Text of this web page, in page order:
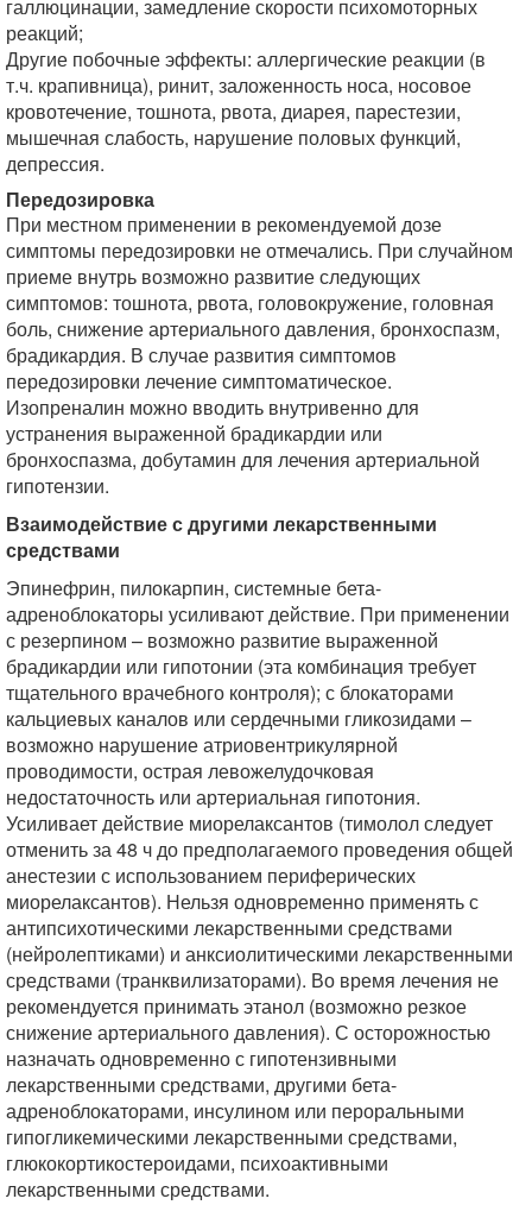
галлюцинации, замедление скорости психомоторных
реакций;
Другие побочные эффекты: аллергические реакции (в
т.ч. крапивница), ринит, заложенность носа, носовое
кровотечение, тошнота, рвота, диарея, парестезии,
мышечная слабость, нарушение половых функций,
депрессия.
Передозировка
При местном применении в рекомендуемой дозе
симптомы передозировки не отмечались. При случайном
приеме внутрь возможно развитие следующих
симптомов: тошнота, рвота, головокружение, головная
боль, снижение артериального давления, бронхоспазм,
брадикардия. В случае развития симптомов
передозировки лечение симптоматическое.
Изопреналин можно вводить внутривенно для
устранения выраженной брадикардии или
бронхоспазма, добутамин для лечения артериальной
гипотензии.
Взаимодействие с другими лекарственными
средствами
Эпинефрин, пилокарпин, системные бета-
адреноблокаторы усиливают действие. При применении
с резерпином – возможно развитие выраженной
брадикардии или гипотонии (эта комбинация требует
тщательного врачебного контроля); с блокаторами
кальциевых каналов или сердечными гликозидами –
возможно нарушение атриовентрикулярной
проводимости, острая левожелудочковая
недостаточность или артериальная гипотония.
Усиливает действие миорелаксантов (тимолол следует
отменить за 48 ч до предполагаемого проведения общей
анестезии с использованием периферических
миорелаксантов). Нельзя одновременно применять с
антипсихотическими лекарственными средствами
(нейролептиками) и анксиолитическими лекарственными
средствами (транквилизаторами). Во время лечения не
рекомендуется принимать этанол (возможно резкое
снижение артериального давления). С осторожностью
назначать одновременно с гипотензивными
лекарственными средствами, другими бета-
адреноблокаторами, инсулином или пероральными
гипогликемическими лекарственными средствами,
глюкокортикостероидами, психоактивными
лекарственными средствами.